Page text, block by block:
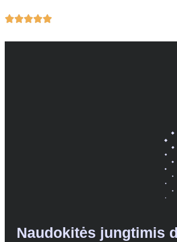

Naudokitės jungtimis